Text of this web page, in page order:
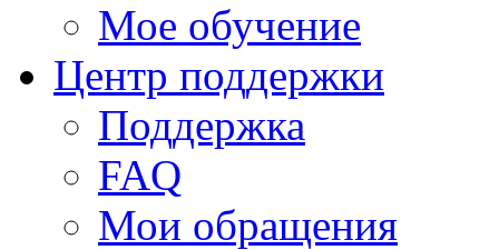
Мое обучение
Центр поддержки
Поддержка
FAQ
Мои обращения